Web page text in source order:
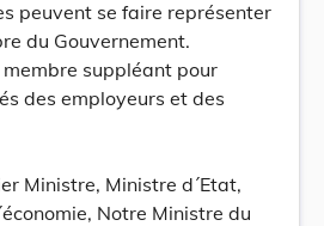
peuvent se faire représenter
du Gouvernement.
suppléant pour
des employeurs et des
Ministre, Ministre d´Etat,
Notre Ministre du